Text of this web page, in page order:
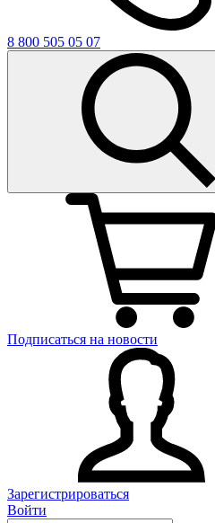
8 800 505 05 07
Подписаться на новости
Зарегистрироваться
Войти